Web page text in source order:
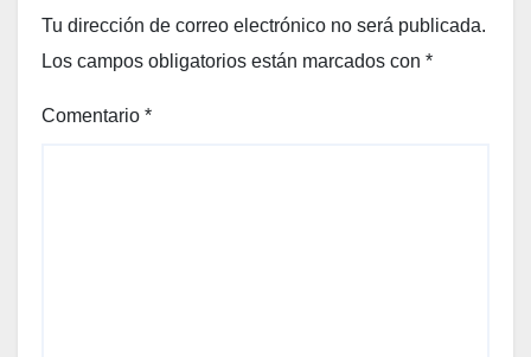
Tu dirección de correo electrónico no será publicada.
Los campos obligatorios están marcados con *
Comentario *